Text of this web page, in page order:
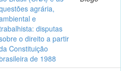
agrária,
e
disputas
o direito a partir
Constituição
de 1988